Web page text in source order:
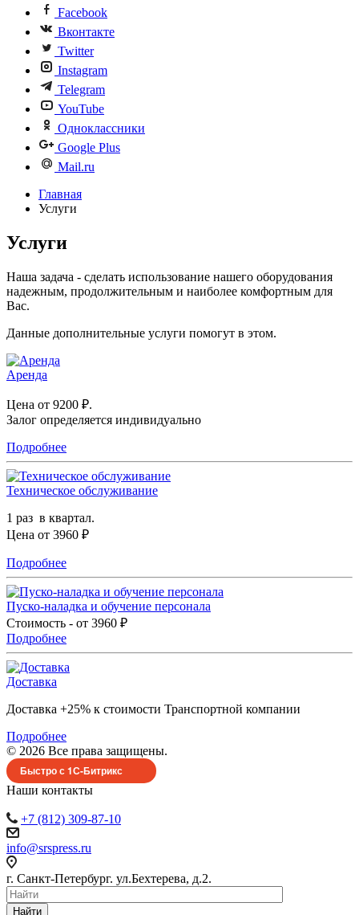
Facebook
Вконтакте
Twitter
Instagram
Telegram
YouTube
Одноклассники
Google Plus
Mail.ru
Главная
Услуги
Услуги
Наша задача - сделать использование нашего оборудования
надежным, продолжительным и наиболее комфортным для
Вас.
Данные дополнительные услуги помогут в этом.
Аренда
Цена от 9200 ₽.
Залог определяется индивидуально
Подробнее
Техническое обслуживание
1 раз в квартал.
Цена от 3960 ₽
Подробнее
Пуско-наладка и обучение персонала
Стоимость - от 3960 ₽
Подробнее
Доставка
Доставка +25% к стоимости Транспортной компании
Подробнее
© 2026 Все права защищены.
Быстро с 1С-Битрикс
Наши контакты
+7 (812) 309-87-10
info@srspress.ru
г. Санкт-Петербург. ул.Бехтерева, д.2.
Найти